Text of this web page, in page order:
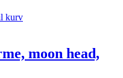
kurv
moon head,